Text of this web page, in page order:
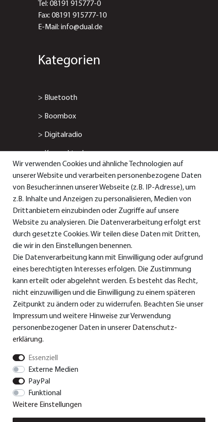
Tel: 08191 915777-0
Fax: 08191 915777-10
E-Mail: info@dual.de
Kategorien
> Bluetooth
> Boombox
> Digitalradio
>Kompaktanlage
>Radiowecker
> Smart-/Internetradio
Service & Support
> Bedienungsanleitungen
>Konformitätserklärungen
> Ersatzteile & Zubehör
> Garantie
Wir verwenden Cookies und ähnliche Technologien auf
unserer Website und verarbeiten personenbezogene Daten
von Besucher:innen unserer Webseite (z.B. IP-Adresse), um
z.B. Inhalte und Anzeigen zu personalisieren, Medien von
Drittanbietern einzubinden oder Zugriffe auf unsere
Website zu analysieren. Die Datenverarbeitung erfolgt erst
durch gesetzte Cookies. Wir teilen diese Daten mit Dritten,
die wir in den Einstellungen benennen.
Die Datenverarbeitung kann mit Einwilligung oder aufgrund
eines berechtigten Interesses erfolgen. Die Zustimmung
kann erteilt oder abgelehnt werden. Es besteht das Recht,
nicht einzuwilligen und die Einwilligung zu einem späteren
Zeitpunkt zu ändern oder zu widerrufen. Beachten Sie unser
Impressumund weitere Hinweise zur Verwendung
personenbezogener Daten in unserer Daten­schutz­
erklärung.
Essenziell
Externe Medien
PayPal
Funktional
Weitere Einstellungen